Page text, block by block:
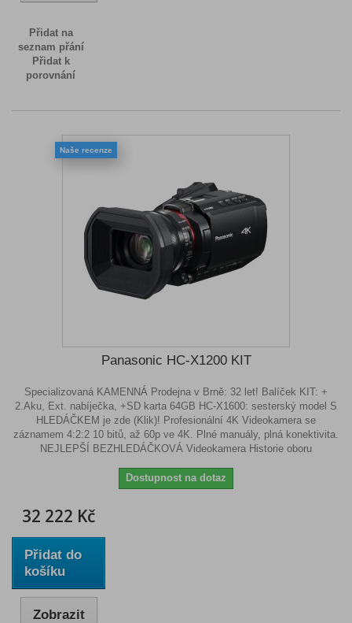
Přidat na
seznam přání
Přidat k
porovnání
Naše recenze
Panasonic HC-X1200 KIT
Specializovaná KAMENNÁ Prodejna v Brně: 32 let! Balíček KIT: +
2.Aku, Ext. nabíječka, +SD karta 64GB HC-X1600: sesterský model S
HLEDÁČKEM je zde (Klik)! Profesionální 4K Videokamera se
záznamem 4:2:2 10 bitů, až 60p ve 4K. Plné manuály, plná konektivita.
NEJLEPŠÍ BEZHLEDÁČKOVÁ Videokamera Historie oboru
Dostupnost na dotaz
32 222 Kč
Přidat do
košíku
Zobrazit